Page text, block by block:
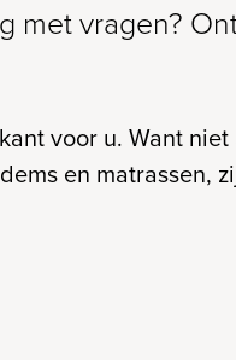
met vragen?
voor u. Want
en matrassen,